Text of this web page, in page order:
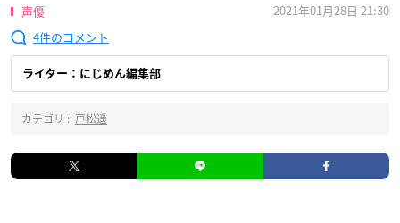
声優
2021年01月28日 21:30
4
ライター：にじめん編集部
カテゴリ : 戸松遥